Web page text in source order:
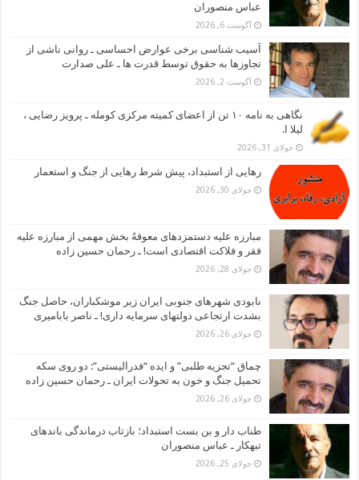
عباس منصوران
آگوست 6, 2026
آسیب شناسی برخی عوارض احساسی ـ روانی ناشی از
تجاوزها به حقوق توسط قدرت ها ـ علی صدارت
آگوست 2, 2026
نگاهی به نامه ۱۰ تن از اعضای کمیته مرکزی کومله ـ پرویز رضایی ،
لیلا ا.
جولای 31, 2026
رهایی از استبداد، پیش شرط رهایی از جنگ و استعمار
جولای 30, 2026
مبارزه علیه دستمزدهای معوقهُ بخش مهمی از مبارزه علیه
فقر و فلاکت اقتصادی است! ـ رحمان حسین زاده
جولای 28, 2026
نابودی شهرهای جنوبی ایران زیر موشکباران، حاصل جنگ
بشدت ارتجاعی دولتهای سرمایه داری! ـ ناصر بابامیری
جولای 26, 2026
چماق “تجزیه طلبی” و ایده “فدرالیستی”: دو روی سکه
تحمیل جنگ و خون به تحولات ایران ـ رحمان حسین زاده
جولای 26, 2026
طناب دار و بن بست استبداد؛ بازتاب درماندگی باندهای
تبهکار ـ عباس منصوران
جولای 25, 2026